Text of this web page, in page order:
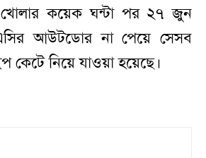
কয়েক ঘন্টা পর ২৭ জুন
আউটডোর না পেয়ে সেসব
নিয়ে যাওয়া হয়েছে।